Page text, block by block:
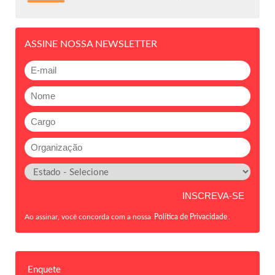
ASSINE NOSSA NEWSLETTER
Ao assinar, você concorda com a nossa Política de Privacidade
Enquete